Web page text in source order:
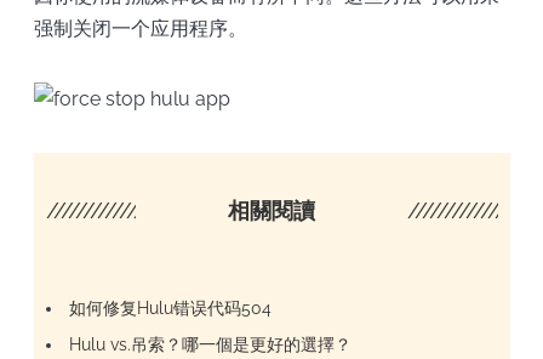
强制关闭一个应用程序。
//////////////////// 相關閱讀
如何修复Hulu错误代码504
Hulu vs.吊索？哪一個是更好的選擇？